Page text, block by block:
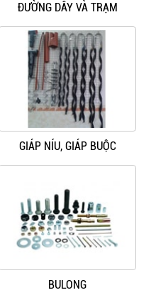
ĐƯỜNG DÂY VÀ TRẠM
GIÁP NÍU, GIÁP BUỘC
BULONG